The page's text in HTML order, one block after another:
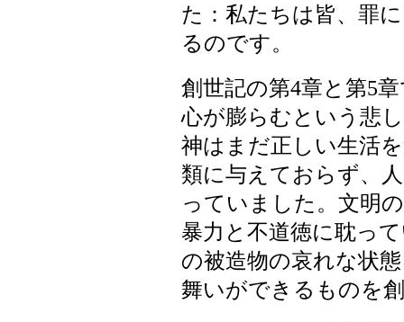
た：私たちは皆、罪
るのです。
創世記の第4章と第5
心が膨らむという悲
神はまだ正しい生活
類に与えておらず、
っていました。文明
暴力と不道徳に耽っ
の被造物の哀れな状
舞いができるものを